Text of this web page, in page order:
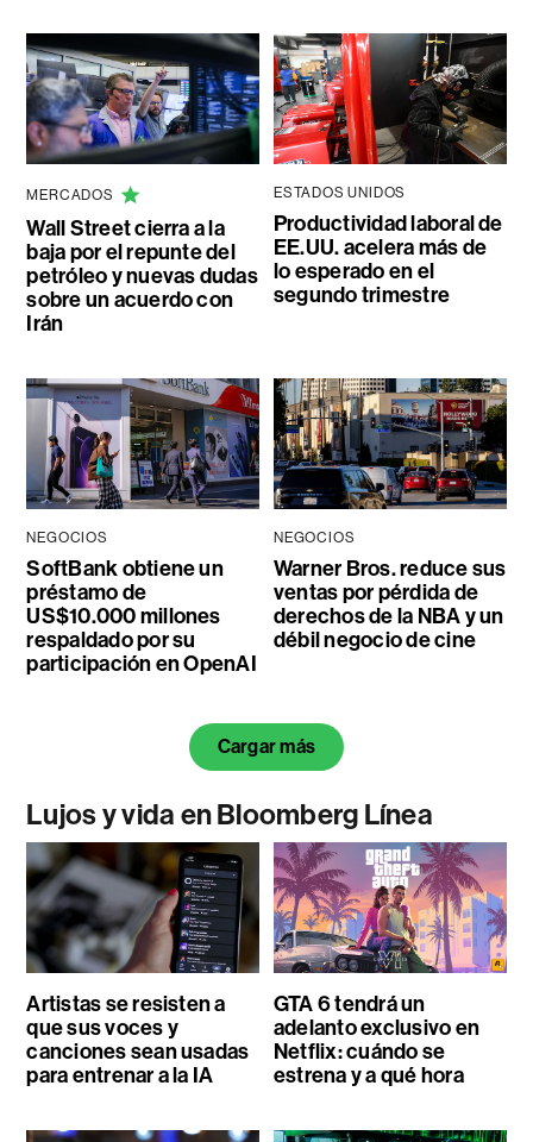
MERCADOS
Wall Street cierra a la
baja por el repunte del
petróleo y nuevas dudas
sobre un acuerdo con
Irán
ESTADOS UNIDOS
Productividad laboral de
EE.UU. acelera más de
lo esperado en el
segundo trimestre
NEGOCIOS
SoftBank obtiene un
préstamo de
US$10.000 millones
respaldado por su
participación en OpenAI
NEGOCIOS
Warner Bros. reduce sus
ventas por pérdida de
derechos de la NBA y un
débil negocio de cine
Cargar más
Lujos y vida en Bloomberg Línea
Artistas se resisten a
que sus voces y
canciones sean usadas
para entrenar a la IA
GTA 6 tendrá un
adelanto exclusivo en
Netflix: cuándo se
estrena y a qué hora